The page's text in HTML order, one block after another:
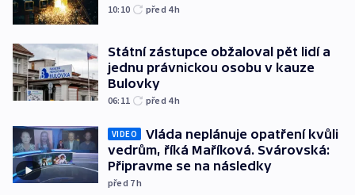
10:10 před 4h
Státní zástupce obžaloval pět lidí a
jednu právnickou osobu v kauze
Bulovky
06:11 před 4h
VIDEO
Vláda neplánuje opatření kvůli
vedrům, říká Maříková. Svárovská:
Připravme se na následky
před 7h